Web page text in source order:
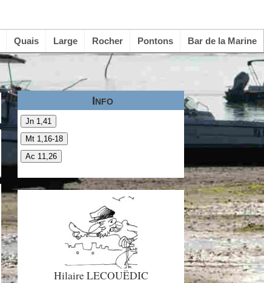
Quais Large Rocher Pontons Bar de la Marine
Info
Jn 1,41
Mt 1,16-18
Ac 11,26
Hilaire LECOUËDIC